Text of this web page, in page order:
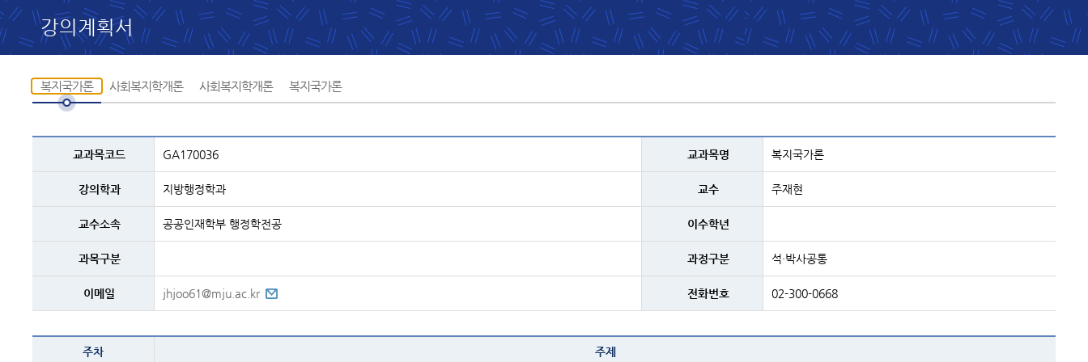
강의계획서
복지국가론 사회복지학개론 사회복지학개론 복지국가론
학과,
전화번호등의
교과목코드 GA170036 교과목명 복지국가론
강의학과 지방행정학과 교수 주재현
교수소속 공공인재학부 행정학전공 이수학년
과목구분 과정구분 석·박사공통
이메일 jhjoo61@mju.ac.kr 전화번호 02-300-0668
주차 주제